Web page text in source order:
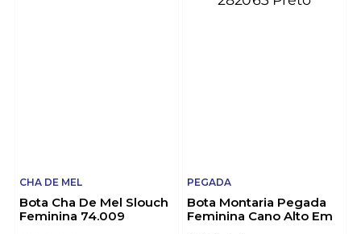
CHA DE MEL
Bota Cha De Mel Slouch
Feminina 74.009
PEGADA
Bota Montaria Pegada
Feminina Cano Alto Em